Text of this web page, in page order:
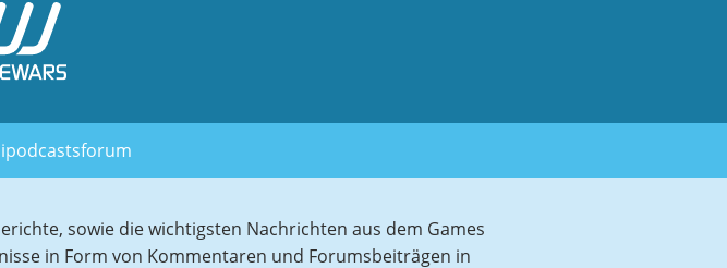
podcastsforum
sowie die wichtigsten Nachrichten aus dem Games
in Form von Kommentaren und Forumsbeiträgen in